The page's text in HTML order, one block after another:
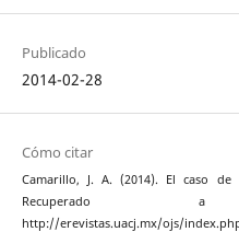
Publicado
2014-02-28
Cómo citar
Camarillo, J. A. (2014). El caso de
http://erevistas.uacj.mx/ojs/